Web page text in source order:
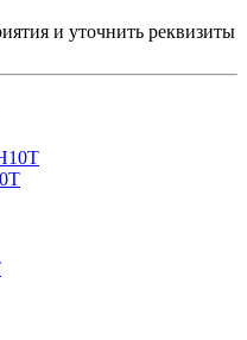
и уточнить реквизиты